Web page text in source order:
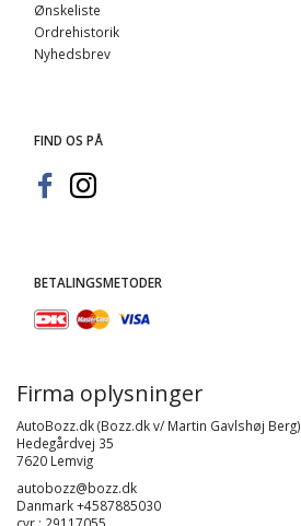
Ønskeliste
Ordrehistorik
Nyhedsbrev
FIND OS PÅ
BETALINGSMETODER
Firma oplysninger
AutoBozz.dk (Bozz.dk v/ Martin Gavlshøj Berg)
Hedegårdvej 35
7620 Lemvig
autobozz@bozz.dk
Danmark +4587885030